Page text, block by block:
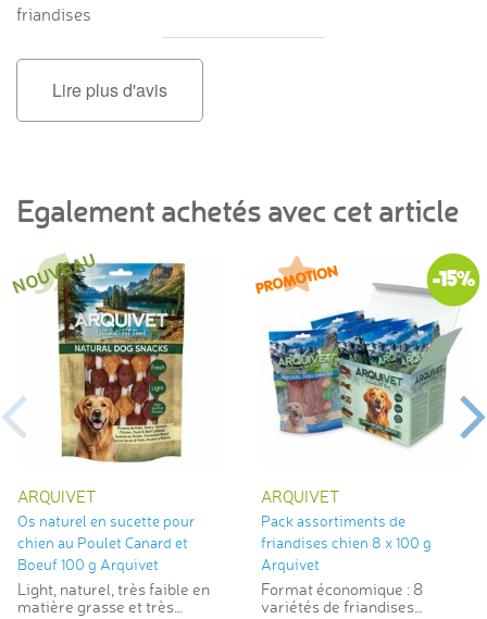
friandises
Lire plus d'avis
Egalement achetés avec cet article
ARQUIVET
Os naturel en sucette pour
chien au Poulet Canard et
Boeuf 100 g Arquivet
Light, naturel, très faible en
matière grasse et très
-15%
ARQUIVET
Pack assortiments de
friandises chien 8 x 100 g
Arquivet
Format économique : 8
variétés de friandises